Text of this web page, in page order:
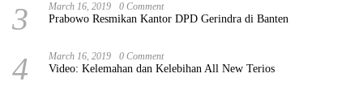
3 March 16, 2019 0 Comment
Prabowo Resmikan Kantor DPD Gerindra di Banten
4 March 16, 2019 0 Comment
Video: Kelemahan dan Kelebihan All New Terios